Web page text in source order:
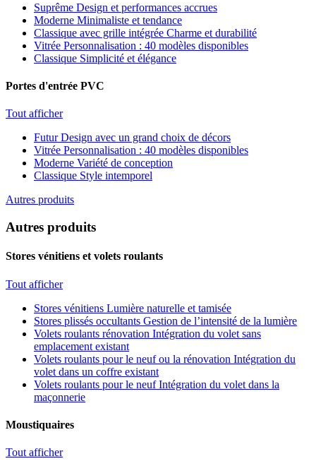
Suprême Design et performances accrues
Moderne Minimaliste et tendance
Classique avec grille intégrée Charme et durabilité
Vitrée Personnalisation : 40 modèles disponibles
Classique Simplicité et élégance
Portes d'entrée PVC
Tout afficher
Futur Design avec un grand choix de décors
Vitrée Personnalisation : 40 modèles disponibles
Moderne Variété de conception
Classique Style intemporel
Autres produits
Autres produits
Stores vénitiens et volets roulants
Tout afficher
Stores vénitiens Lumière naturelle et tamisée
Stores plissés occultants Gestion de l’intensité de la lumière
Volets roulants rénovation Intégration du volet sans
emplacement existant
Volets roulants pour le neuf ou la rénovation Intégration du
volet dans un coffre existant
Volets roulants pour le neuf Intégration du volet dans la
maçonnerie
Moustiquaires
Tout afficher